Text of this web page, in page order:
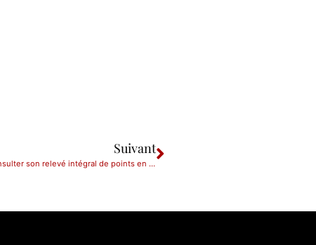
Suivant
25/03/2024 Permis de conduire : il est enfin possible de consulter son relevé intégral de points en direct.